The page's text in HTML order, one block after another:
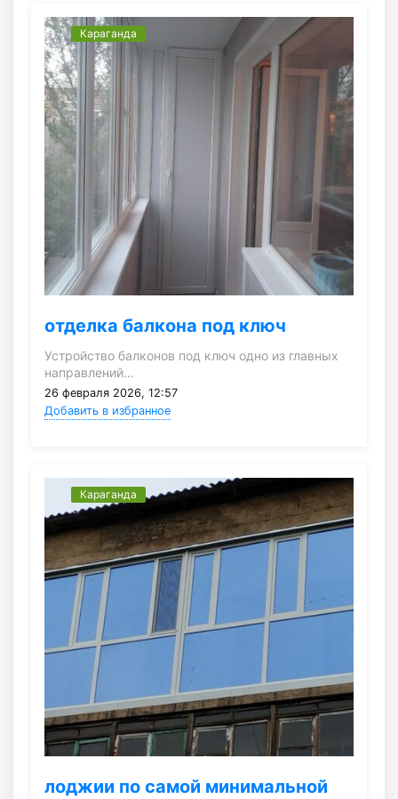
Караганда
отделка балкона под ключ
Устройство балконов под ключ одно из главных
направлений…
26 февраля 2026, 12:57
Добавить в избранное
Караганда
лоджии по самой минимальной